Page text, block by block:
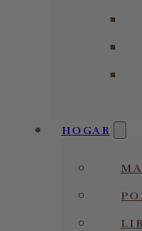
HOGAR